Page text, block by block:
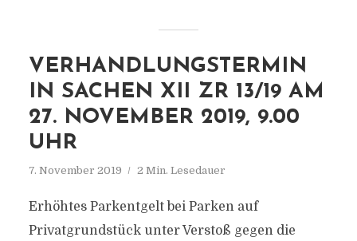
VERHANDLUNGSTERMIN
IN SACHEN XII ZR 13/19 AM
27. NOVEMBER 2019, 9.00
UHR
7. November 2019 2 Min. Lesedauer
Erhöhtes Parkentgelt bei Parken auf
Privatgrundstück unter Verstoß gegen die